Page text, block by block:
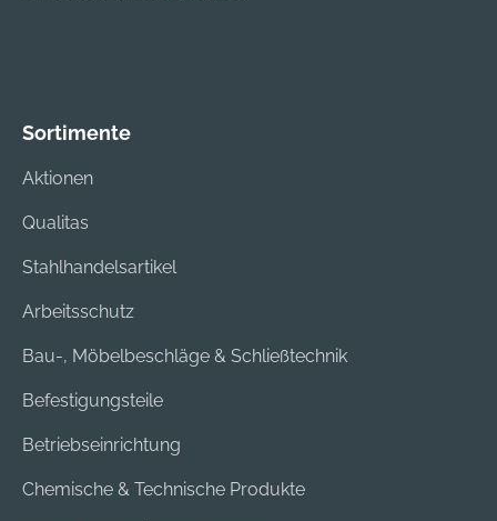
Sortimente
Aktionen
Qualitas
Stahlhandelsartikel
Arbeitsschutz
Bau-, Möbelbeschläge & Schließtechnik
Befestigungsteile
Betriebseinrichtung
Chemische & Technische Produkte